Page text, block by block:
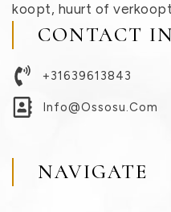
koopt, huurt of verkoopt
CONTACT
+31639613843
Info@ossosu.com
NAVIGATE